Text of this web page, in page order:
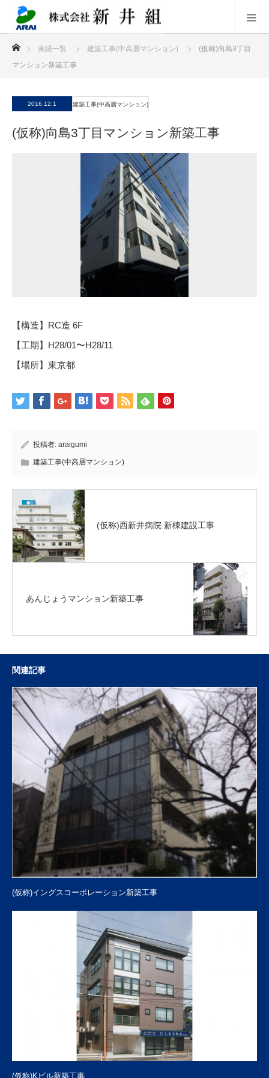
ホーム
実績一覧 建築工事(中高層マンション)
(仮称)向島3丁目
マンション新築工事
2016.12.1 建築工事(中高層マンション)
(仮称)向島3丁目マンション新築工事
【構造】RC造 6F
【工期】H28/01〜H28/11
【場所】東京都
投稿者: araigumi
建築工事(中高層マンション)
(仮称)西新井病院 新棟建設工事
あんじょうマンション新築工事
関連記事
(仮称)イングスコーポレーション新築工事
(仮称)Kビル新築工事